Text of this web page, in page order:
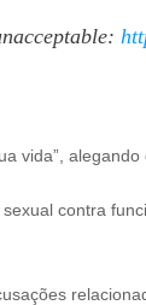
vida”,
contra